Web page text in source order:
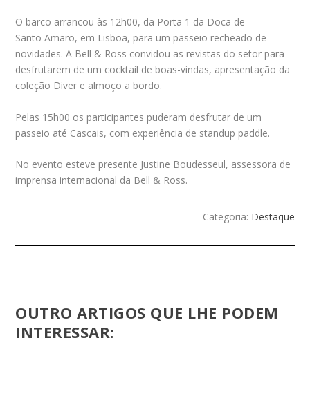
O barco arrancou às 12h00, da Porta 1 da Doca de
Santo Amaro, em Lisboa, para um passeio recheado de
novidades. A Bell & Ross convidou as revistas do setor para
desfrutarem de um cocktail de boas-vindas, apresentação da
coleção Diver e almoço a bordo.
Pelas 15h00 os participantes puderam desfrutar de um
passeio até Cascais, com experiência de standup paddle.
No evento esteve presente Justine Boudesseul, assessora de
imprensa internacional da Bell & Ross.
Categoria: Destaque
OUTRO ARTIGOS QUE LHE PODEM
INTERESSAR: